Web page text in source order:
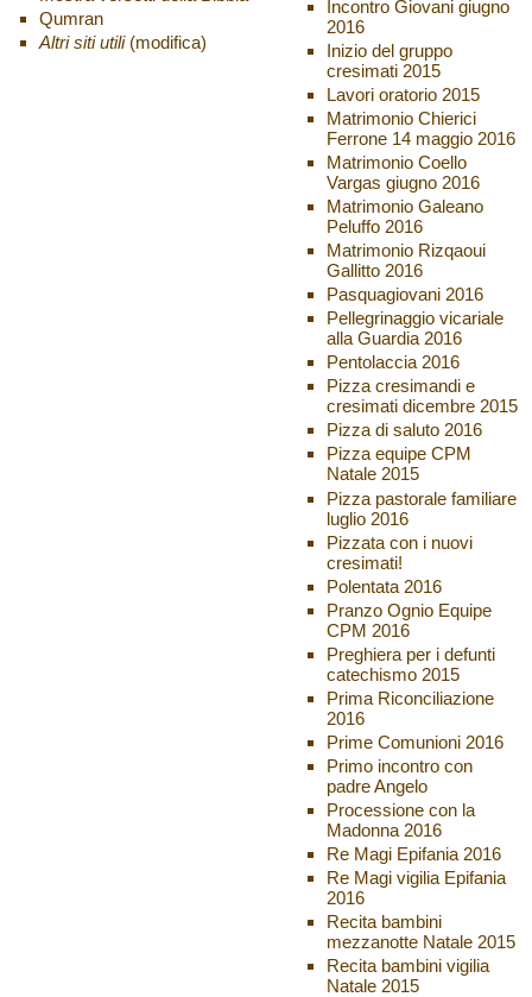
Qumran
Altri siti utili (modifica)
Incontro Giovani giugno
2016
Inizio del gruppo
cresimati 2015
Lavori oratorio 2015
Matrimonio Chierici
Ferrone 14 maggio 2016
Matrimonio Coello
Vargas giugno 2016
Matrimonio Galeano
Peluffo 2016
Matrimonio Rizqaoui
Gallitto 2016
Pasquagiovani 2016
Pellegrinaggio vicariale
alla Guardia 2016
Pentolaccia 2016
Pizza cresimandi e
cresimati dicembre 2015
Pizza di saluto 2016
Pizza equipe CPM
Natale 2015
Pizza pastorale familiare
luglio 2016
Pizzata con i nuovi
cresimati!
Polentata 2016
Pranzo Ognio Equipe
CPM 2016
Preghiera per i defunti
catechismo 2015
Prima Riconciliazione
2016
Prime Comunioni 2016
Primo incontro con
padre Angelo
Processione con la
Madonna 2016
Re Magi Epifania 2016
Re Magi vigilia Epifania
2016
Recita bambini
mezzanotte Natale 2015
Recita bambini vigilia
Natale 2015